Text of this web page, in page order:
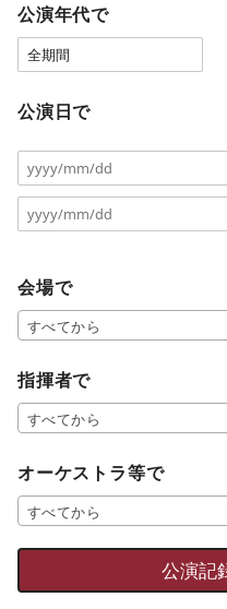
公演年代で
公演日で
会場で
すべてから
指揮者で
すべてから
オーケストラ等で
すべてから